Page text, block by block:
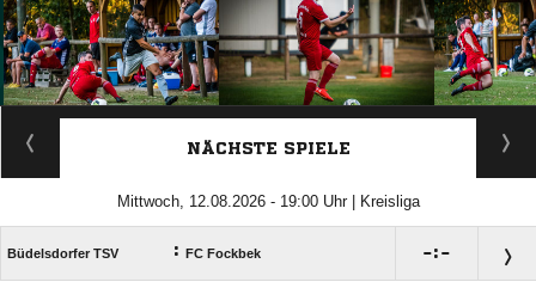
ANZEIGE
NÄCHSTE SPIELE
Mittwoch, 12.08.2026 - 19:00 Uhr | Kreisliga
Büdelsdorfer TSV : FC Fockbek :